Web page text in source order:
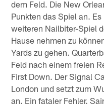
dem Feld. Die New
Punkten das Spiel an.
weiteren Nailbiter-Spiel
Hause nehmen zu
Yards zu gehen.
Feld nach einem freien
First Down. Der Signal
London und setzt zum
an. Ein fataler Fehler.